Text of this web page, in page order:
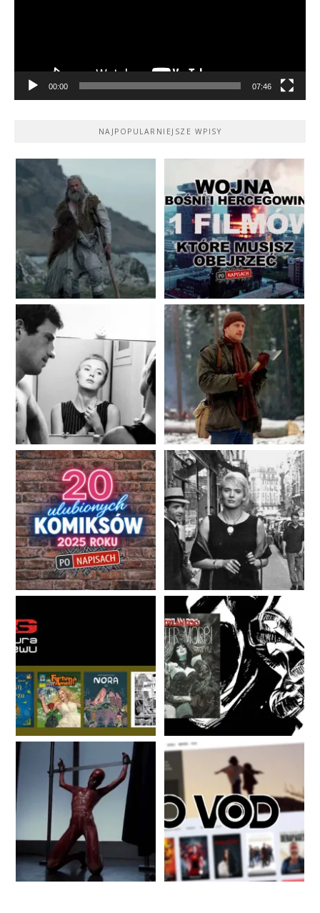
00:00 07:46
NAJPOPULARNIEJSZE WPISY